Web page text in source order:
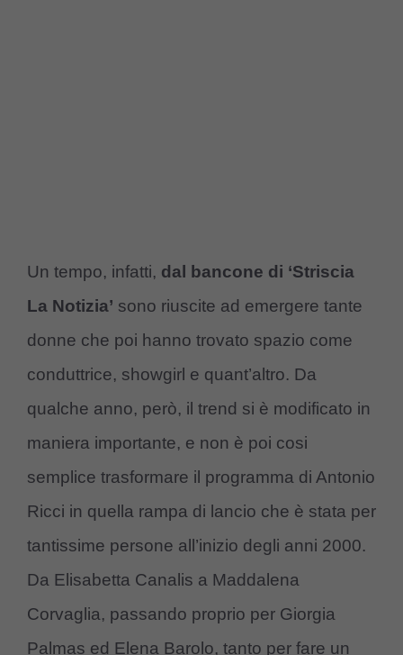
Un tempo, infatti, dal bancone di ‘Striscia
La Notizia’ sono riuscite ad emergere tante
donne che poi hanno trovato spazio come
conduttrice, showgirl e quant’altro. Da
qualche anno, però, il trend si è modificato in
maniera importante, e non è poi cosi
semplice trasformare il programma di Antonio
Ricci in quella rampa di lancio che è stata per
tantissime persone all’inizio degli anni 2000.
Da Elisabetta Canalis a Maddalena
Corvaglia, passando proprio per Giorgia
Palmas ed Elena Barolo, tanto per fare un